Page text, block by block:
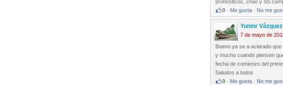
pronosticos, chao y SS
0 · Me gusta · No me
Yunior
7 de mayo de
Bueno ya se a aclarado
y mucho cuando piensen
fecha de comienzo del
Saludos a todos
0 · Me gusta · No me